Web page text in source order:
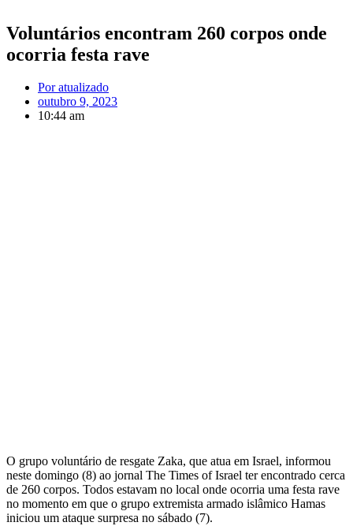
Voluntários encontram 260 corpos onde
ocorria festa rave
Poratualizado
outubro 9, 2023
10:44 am
O grupo voluntário de resgate Zaka, que atua em Israel, informou
neste domingo (8) ao jornal The Times of Israel ter encontrado cerca
de 260 corpos. Todos estavam no local onde ocorria uma festa rave
no momento em que o grupo extremista armado islâmico Hamas
iniciou um ataque surpresa no sábado (7).